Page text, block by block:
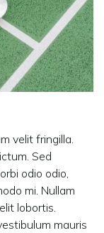
velit fringilla.
Sed
odio odio,
mi. Nullam
lobortis.
mauris